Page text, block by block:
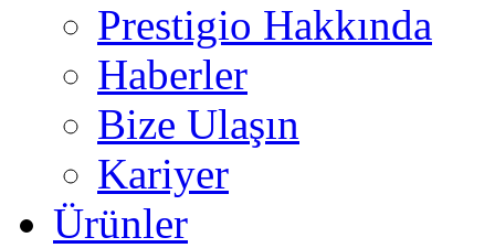
Prestigio Hakkında
Haberler
Bize Ulaşın
Kariyer
Ürünler